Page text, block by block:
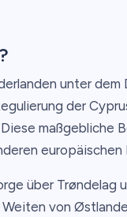
unter dem
der
maßgebliche
europäischen
über Trøndelag
von